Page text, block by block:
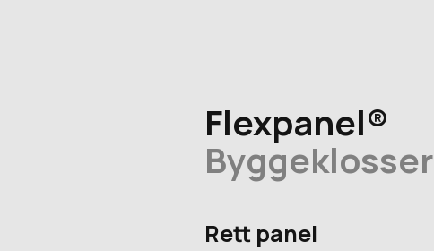
Flexpanel®
Byggeklosser
Rett panel